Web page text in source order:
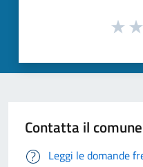
Contatta il comune
Leggi le domande